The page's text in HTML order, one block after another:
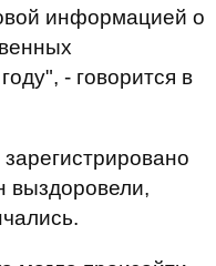
информацией о
- говорится в
выздоровели,